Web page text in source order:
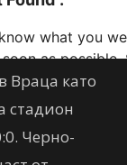
Враца като
стадион
Черно-